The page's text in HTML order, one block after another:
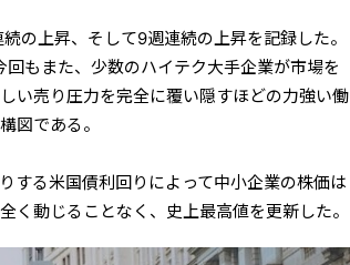
の上昇、そして9週連続の上昇を記録した。
もまた、少数のハイテク大手企業が市場を
い売り圧力を完全に覆い隠すほどの力強い働
図である。
する米国債利回りによって中小企業の株価は
く動じることなく、史上最高値を更新した。